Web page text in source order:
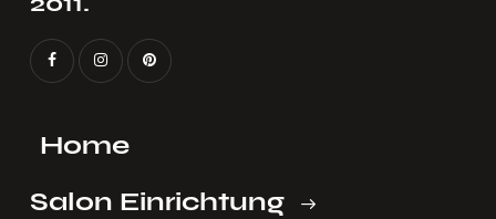
Home
Salon Einrichtung